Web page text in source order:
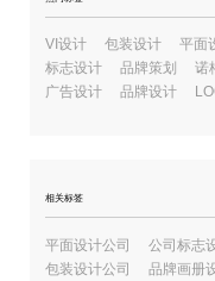
VI设计 包装设计 平面
标志设计
品牌策划
诺
广告设计
品牌设计
相关标签
平面设计公司
公司标志
包装设计公司
品牌画册